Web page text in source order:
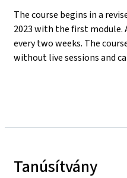
The course begins in a
2023 with the first module.
every two weeks. The
without live sessions and
Tanúsítvány